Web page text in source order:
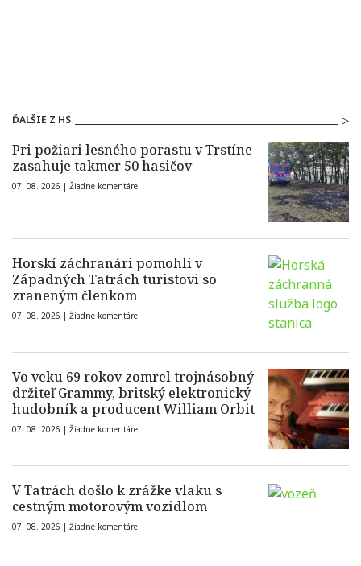
ĎALŠIE Z HS
Pri požiari lesného porastu v Trstíne
zasahuje takmer 50 hasičov
07. 08. 2026 | Žiadne komentáre
Horskí záchranári pomohli v
Západných Tatrách turistovi so
zraneným členkom
07. 08. 2026 | Žiadne komentáre
Vo veku 69 rokov zomrel trojnásobný
držiteľ Grammy, britský elektronický
hudobník a producent William Orbit
07. 08. 2026 | Žiadne komentáre
V Tatrách došlo k zrážke vlaku s
cestným motorovým vozidlom
07. 08. 2026 | Žiadne komentáre